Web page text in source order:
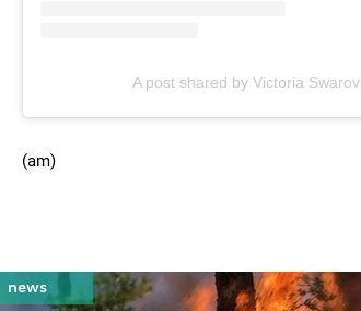
A post shared by Victoria
(am)